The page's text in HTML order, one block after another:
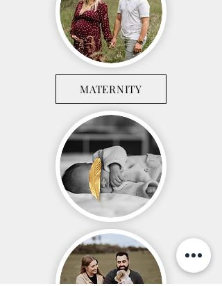
MATERNITY